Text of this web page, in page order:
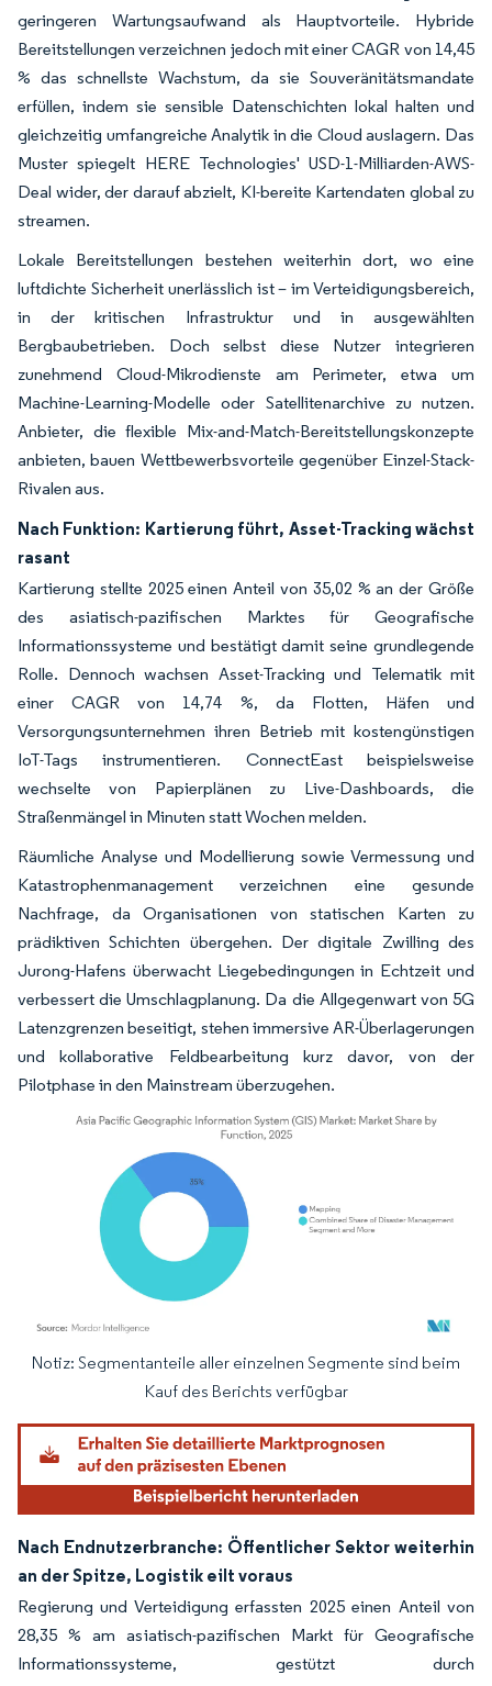
geringeren Wartungsaufwand als Hauptvorteile. Hybride
Bereitstellungen verzeichnen jedoch mit einer CAGR von 14,45
% das schnellste Wachstum, da sie Souveränitätsmandate
erfüllen, indem sie sensible Datenschichten lokal halten und
gleichzeitig umfangreiche Analytik in die Cloud auslagern. Das
Muster spiegelt HERE Technologies' USD-1-Milliarden-AWS-
Deal wider, der darauf abzielt, KI-bereite Kartendaten global zu
streamen.
Lokale Bereitstellungen bestehen weiterhin dort, wo eine
luftdichte Sicherheit unerlässlich ist – im Verteidigungsbereich,
in der kritischen Infrastruktur und in ausgewählten
Bergbaubetrieben. Doch selbst diese Nutzer integrieren
zunehmend Cloud-Mikrodienste am Perimeter, etwa um
Machine-Learning-Modelle oder Satellitenarchive zu nutzen.
Anbieter, die flexible Mix-and-Match-Bereitstellungskonzepte
anbieten, bauen Wettbewerbsvorteile gegenüber Einzel-Stack-
Rivalen aus.
Nach Funktion: Kartierung führt, Asset-Tracking wächst
rasant
Kartierung stellte 2025 einen Anteil von 35,02 % an der Größe
des asiatisch-pazifischen Marktes für Geografische
Informationssysteme und bestätigt damit seine grundlegende
Rolle. Dennoch wachsen Asset-Tracking und Telematik mit
einer CAGR von 14,74 %, da Flotten, Häfen und
Versorgungsunternehmen ihren Betrieb mit kostengünstigen
IoT-Tags instrumentieren. ConnectEast beispielsweise
wechselte von Papierplänen zu Live-Dashboards, die
Straßenmängel in Minuten statt Wochen melden.
Räumliche Analyse und Modellierung sowie Vermessung und
Katastrophenmanagement verzeichnen eine gesunde
Nachfrage, da Organisationen von statischen Karten zu
prädiktiven Schichten übergehen. Der digitale Zwilling des
Jurong-Hafens überwacht Liegebedingungen in Echtzeit und
verbessert die Umschlagplanung. Da die Allgegenwart von 5G
Latenzgrenzen beseitigt, stehen immersive AR-Überlagerungen
und kollaborative Feldbearbeitung kurz davor, von der
Pilotphase in den Mainstream überzugehen.
Bild © Mordor Intelligence. Wiederverwendung erfordert Namensnennung
Notiz: Segmentanteile aller einzelnen Segmente sind beim
Kauf des Berichts verfügbar
Nach Endnutzerbranche: Öffentlicher Sektor weiterhin
an der Spitze, Logistik eilt voraus
Regierung und Verteidigung erfassten 2025 einen Anteil von
28,35 % am asiatisch-pazifischen Markt für Geografische
Informationssysteme, gestützt durch